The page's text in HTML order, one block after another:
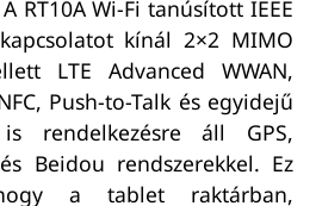
RT10A Wi-Fi tanúsított IEEE
kínál 2×2 MIMO
LTE Advanced WWAN,
Push-to-Talk és egyidejű
rendelkezésre áll GPS,
Beidou rendszerekkel. Ez
a tablet raktárban,